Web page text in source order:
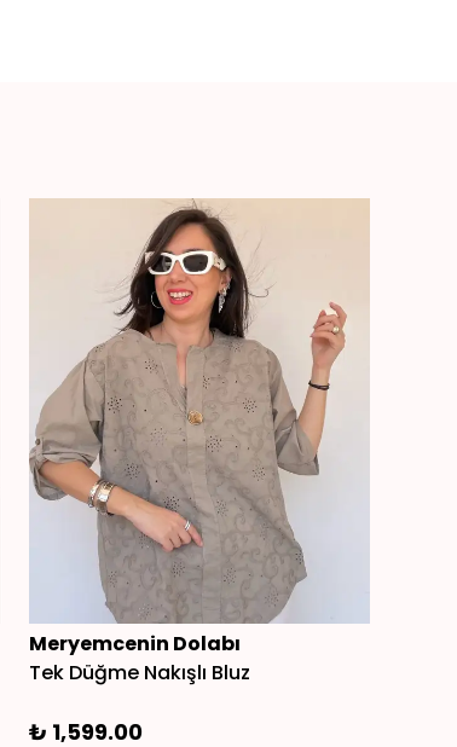
Meryemcenin Dolabı
Tek Düğme Nakışlı Bluz
₺ 1,599.00